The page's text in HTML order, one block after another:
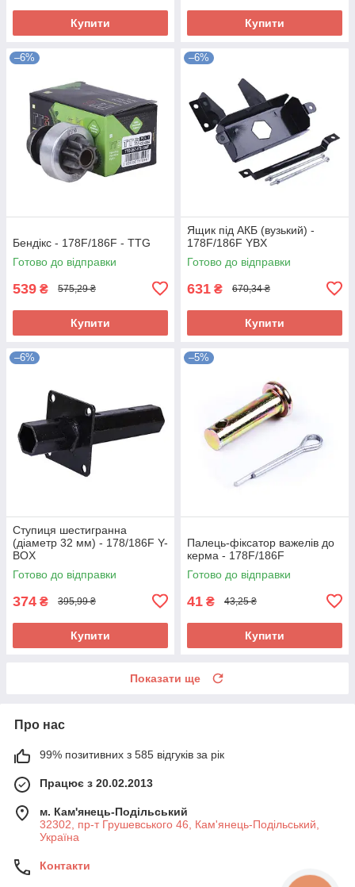
Купити Купити
–6%
Бендікс - 178F/186F - TTG
Готово до відправки
539 ₴ 575,29 ₴
Купити
–6%
Ящик під АКБ (вузький) -
178F/186F YBX
Готово до відправки
631 ₴ 670,34 ₴
Купити
–6%
Ступиця шестигранна
(діаметр 32 мм) - 178/186F Y-
BOX
Готово до відправки
374 ₴ 395,99 ₴
Купити
–5%
Палець-фіксатор важелів до
керма - 178F/186F
Готово до відправки
41 ₴ 43,25 ₴
Купити
Показати ще
Про нас
99% позитивних з 585 відгуків за рік
Працює з 20.02.2013
м. Кам'янець-Подільський
32302, пр-т Грушевського 46, Кам'янець-Подільський,
Україна
Контакти